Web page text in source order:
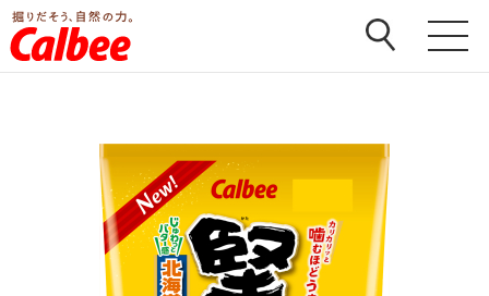
ホーム > 商品
堅あげポテト 北海道バ
ターしょうゆ味